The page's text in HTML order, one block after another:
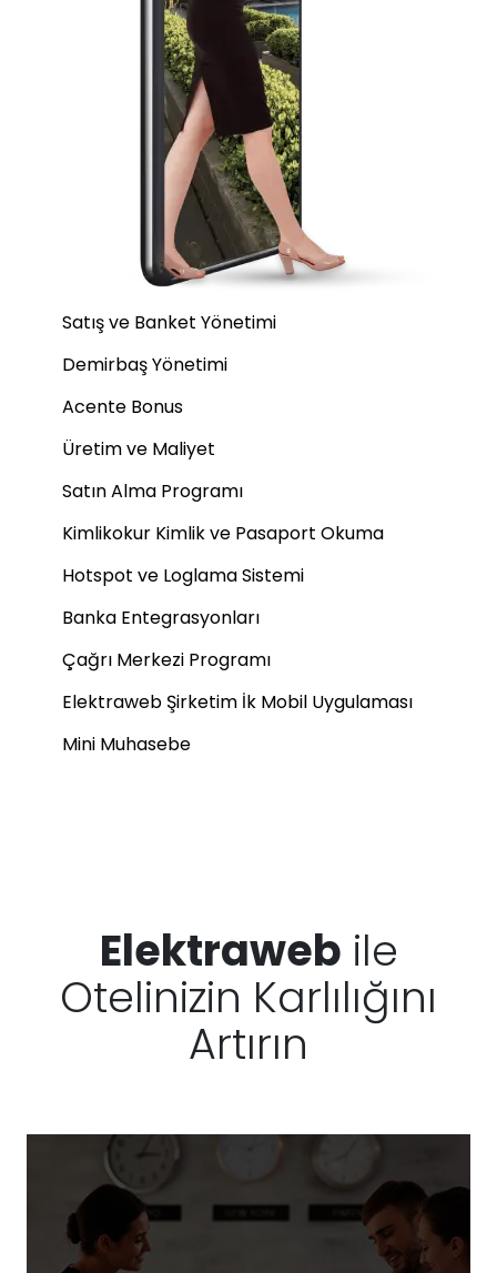
Satış ve Banket Yönetimi
Demirbaş Yönetimi
Acente Bonus
Üretim ve Maliyet
Satın Alma Programı
Kimlikokur Kimlik ve Pasaport Okuma
Hotspot ve Loglama Sistemi
Banka Entegrasyonları
Çağrı Merkezi Programı
Elektraweb Şirketim İk Mobil Uygulaması
Mini Muhasebe
Elektraweb ile
Otelinizin Karlılığını
Artırın